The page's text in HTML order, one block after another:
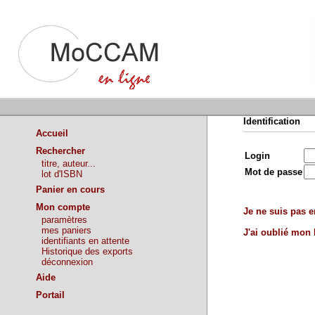
Accueil
Rechercher
titre, auteur...
lot d'ISBN
Panier en cours
Mon compte
paramètres
mes paniers
identifiants en attente
Historique des exports
déconnexion
Aide
Portail
Identification
Login
Mot de passe
Je ne suis pas
J'ai oublié mon